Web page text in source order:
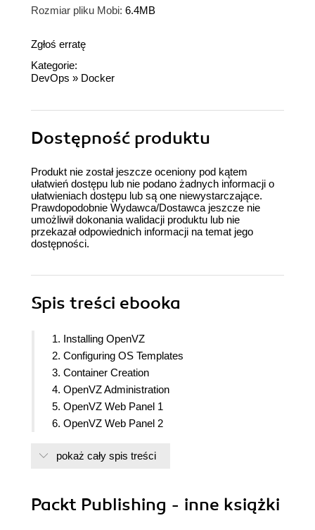
Rozmiar pliku Mobi: 6.4MB
Zgłoś erratę
Kategorie:
DevOps » Docker
Dostępność produktu
Produkt nie został jeszcze oceniony pod kątem
ułatwień dostępu lub nie podano żadnych informacji o
ułatwieniach dostępu lub są one niewystarczające.
Prawdopodobnie Wydawca/Dostawca jeszcze nie
umożliwił dokonania walidacji produktu lub nie
przekazał odpowiednich informacji na temat jego
dostępności.
Spis treści ebooka
1. Installing OpenVZ
2. Configuring OS Templates
3. Container Creation
4. OpenVZ Administration
5. OpenVZ Web Panel 1
6. OpenVZ Web Panel 2
pokaż cały spis treści
Packt Publishing - inne książki